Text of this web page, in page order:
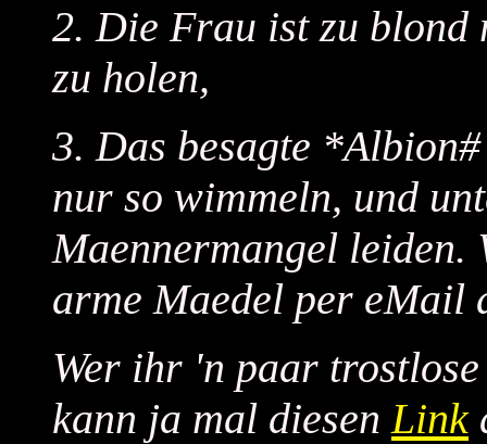
2. Die Frau ist zu blond
zu holen,
3. Das besagte
nur so wimmeln, und
Maennermangel leiden.
arme Maedel per eMail
Wer ihr 'n paar
kann ja mal diesen Link